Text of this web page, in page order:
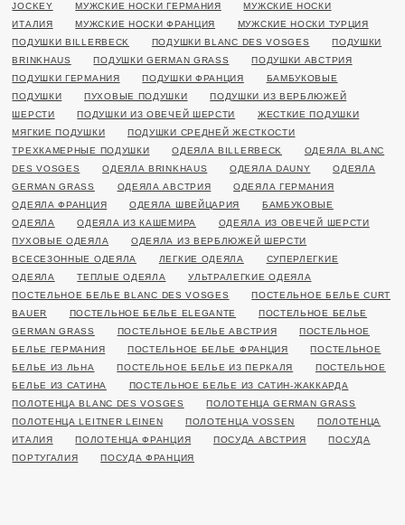
JOCKEY
МУЖСКИЕ НОСКИ ГЕРМАНИЯ
МУЖСКИЕ НОСКИ
ИТАЛИЯ
МУЖСКИЕ НОСКИ ФРАНЦИЯ
МУЖСКИЕ НОСКИ ТУРЦИЯ
ПОДУШКИ BILLERBECK
ПОДУШКИ BLANC DES VOSGES
ПОДУШКИ
BRINKHAUS
ПОДУШКИ GERMAN GRASS
ПОДУШКИ АВСТРИЯ
ПОДУШКИ ГЕРМАНИЯ
ПОДУШКИ ФРАНЦИЯ
БАМБУКОВЫЕ
ПОДУШКИ
ПУХОВЫЕ ПОДУШКИ
ПОДУШКИ ИЗ ВЕРБЛЮЖЕЙ
ШЕРСТИ
ПОДУШКИ ИЗ ОВЕЧЕЙ ШЕРСТИ
ЖЕСТКИЕ ПОДУШКИ
МЯГКИЕ ПОДУШКИ
ПОДУШКИ СРЕДНЕЙ ЖЕСТКОСТИ
ТРЕХКАМЕРНЫЕ ПОДУШКИ
ОДЕЯЛА BILLERBECK
ОДЕЯЛА BLANC
DES VOSGES
ОДЕЯЛА BRINKHAUS ОДЕЯЛА DAUNY
ОДЕЯЛА
GERMAN GRASS
ОДЕЯЛА АВСТРИЯ
ОДЕЯЛА ГЕРМАНИЯ
ОДЕЯЛА ФРАНЦИЯ
ОДЕЯЛА ШВЕЙЦАРИЯ
БАМБУКОВЫЕ
ОДЕЯЛА
ОДЕЯЛА ИЗ КАШЕМИРА
ОДЕЯЛА ИЗ ОВЕЧЕЙ ШЕРСТИ
ПУХОВЫЕ ОДЕЯЛА
ОДЕЯЛА ИЗ ВЕРБЛЮЖЕЙ ШЕРСТИ
ВСЕСЕЗОННЫЕ ОДЕЯЛА
ЛЕГКИЕ ОДЕЯЛА
СУПЕРЛЕГКИЕ
ОДЕЯЛА
ТЕПЛЫЕ ОДЕЯЛА
УЛЬТРАЛЕГКИЕ ОДЕЯЛА
ПОСТЕЛЬНОЕ БЕЛЬЕ BLANC DES VOSGES
ПОСТЕЛЬНОЕ БЕЛЬЕ CURT
BAUER
ПОСТЕЛЬНОЕ БЕЛЬЕ ELEGANTE
ПОСТЕЛЬНОЕ БЕЛЬЕ
GERMAN GRASS
ПОСТЕЛЬНОЕ БЕЛЬЕ АВСТРИЯ
ПОСТЕЛЬНОЕ
БЕЛЬЕ ГЕРМАНИЯ
ПОСТЕЛЬНОЕ БЕЛЬЕ ФРАНЦИЯ
ПОСТЕЛЬНОЕ
БЕЛЬЕ ИЗ ЛЬНА
ПОСТЕЛЬНОЕ БЕЛЬЕ ИЗ ПЕРКАЛЯ
ПОСТЕЛЬНОЕ
БЕЛЬЕ ИЗ САТИНА
ПОСТЕЛЬНОЕ БЕЛЬЕ ИЗ САТИН-ЖАККАРДА
ПОЛОТЕНЦА BLANC DES VOSGES
ПОЛОТЕНЦА GERMAN GRASS
ПОЛОТЕНЦА LEITNER LEINEN
ПОЛОТЕНЦА VOSSEN
ПОЛОТЕНЦА
ИТАЛИЯ
ПОЛОТЕНЦА ФРАНЦИЯ ПОСУДА АВСТРИЯ
ПОСУДА
ПОРТУГАЛИЯ
ПОСУДА ФРАНЦИЯ